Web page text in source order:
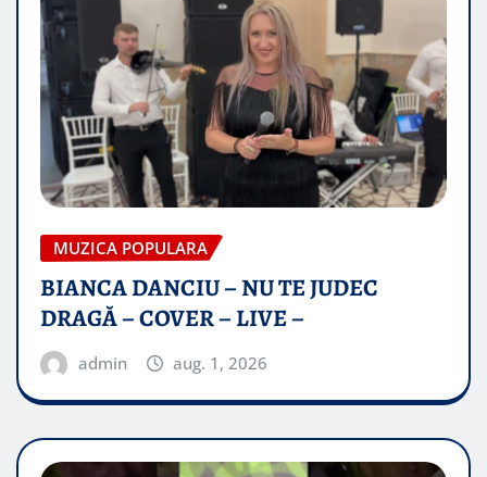
MUZICA POPULARA
BIANCA DANCIU – NU TE JUDEC
DRAGĂ – COVER – LIVE –
admin aug. 1, 2026